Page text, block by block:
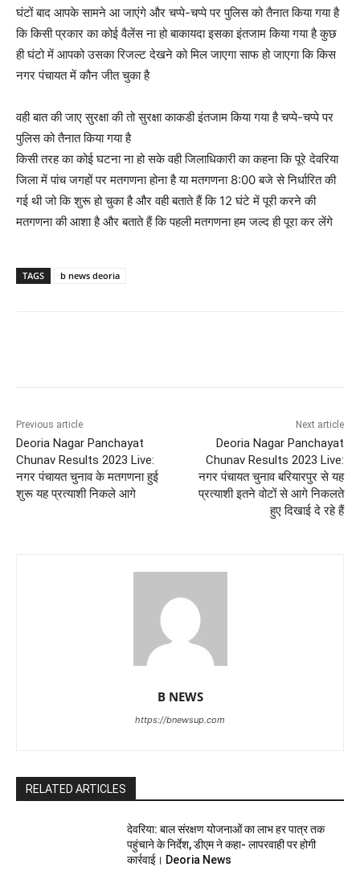
घंटों बाद आपके सामने आ जाएंगे और चप्पे-चप्पे पर पुलिस को तैनात किया गया है
कि किसी प्रकार का कोई वैलेंस ना हो बाकायदा इसका इंतजाम किया गया है कुछ
ही घंटो में आपको उसका रिजल्ट देखने को मिल जाएगा साफ हो जाएगा कि किस
नगर पंचायत में कौन जीत चुका है
वही बात की जाए सुरक्षा की तो सुरक्षा काकडी इंतजाम किया गया है चप्पे-चप्पे पर
पुलिस को तैनात किया गया है
किसी तरह का कोई घटना ना हो सके वही जिलाधिकारी का कहना कि पूरे देवरिया
जिला में पांच जगहों पर मतगणना होना है या मतगणना 8:00 बजे से निर्धारित की
गई थी जो कि शुरू हो चुका है और वही बताते हैं कि 12 घंटे में पूरी करने की
मतगणना की आशा है और बताते हैं कि पहली मतगणना हम जल्द ही पूरा कर लेंगे
TAGS b news deoria
Previous article
Deoria Nagar Panchayat
Chunav Results 2023 Live:
नगर पंचायत चुनाव के मतगणना हुई
शुरू यह प्रत्याशी निकले आगे
Next article
Deoria Nagar Panchayat
Chunav Results 2023 Live:
नगर पंचायत चुनाव बरियारपुर से यह
प्रत्याशी इतने वोटों से आगे निकलते
हुए दिखाई दे रहे हैं
B NEWS
https://bnewsup.com
RELATED ARTICLES
देवरिया: बाल संरक्षण योजनाओं का लाभ हर पात्र तक
पहुंचाने के निर्देश, डीएम ने कहा- लापरवाही पर होगी
कार्रवाई। Deoria News